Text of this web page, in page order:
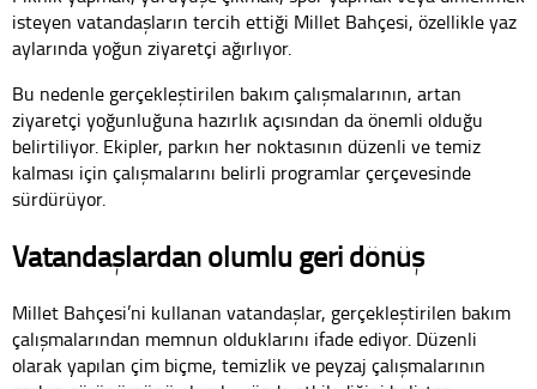
isteyen vatandaşların tercih ettiği Millet Bahçesi, özellikle yaz
aylarında yoğun ziyaretçi ağırlıyor.
Bu nedenle gerçekleştirilen bakım çalışmalarının, artan
ziyaretçi yoğunluğuna hazırlık açısından da önemli olduğu
belirtiliyor. Ekipler, parkın her noktasının düzenli ve temiz
kalması için çalışmalarını belirli programlar çerçevesinde
sürdürüyor.
Vatandaşlardan olumlu geri dönüş
Millet Bahçesi’ni kullanan vatandaşlar, gerçekleştirilen bakım
çalışmalarından memnun olduklarını ifade ediyor. Düzenli
olarak yapılan çim biçme, temizlik ve peyzaj çalışmalarının